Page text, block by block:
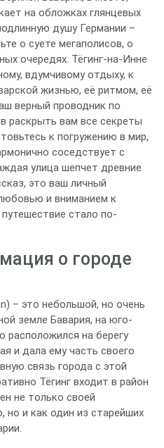
на обложках глянцевых
душу Германии –
о суете мегаполисов, о
очередях. Тёгинг-на-Инне
вдумчивому отдыху, к
жизнью, её ритмом, её
верный проводник по
раскрыть вам все секреты
к погружению в мир,
соседствует с
улица шепчет древние
это ваш личный
и вниманием к
стало по-
о городе
– это небольшой, но очень
земле Бавария, на юго-
расположился на берегу
и дала ему часть своего
связь города с этой
Тёгинг входит в район
не только своей
и как один из старейших